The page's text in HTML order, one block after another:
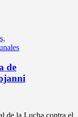
de
de la Lucha contra el